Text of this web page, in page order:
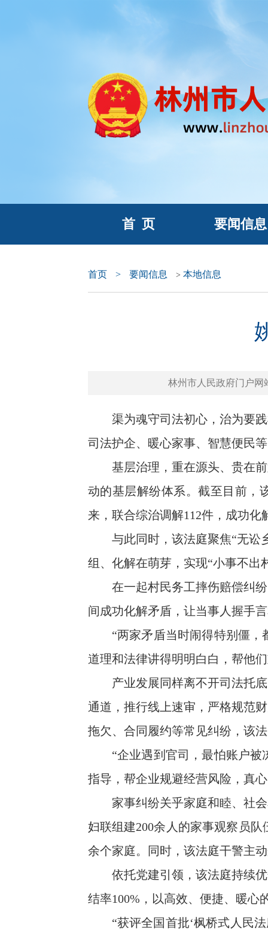
首 页 要闻信息
首页 > 要闻信息 > 本地信息
林州市人民政府门户网
渠为魂守司法初心，治为要践
司法护企、暖心家事、智慧便民
基层治理，重在源头、贵在前
动的基层解纷体系。截至目前，
来，联合综治调解112件，成功化
与此同时，该法庭聚焦“无讼乡
组、化解在萌芽，实现“小事不出
在一起村民务工摔伤赔偿纠纷
间成功化解矛盾，让当事人握手
“两家矛盾当时闹得特别僵，都
道理和法律讲得明明白白，帮他
产业发展同样离不开司法托底
通道，推行线上速审，严格规范
拖欠、合同履约等常见纠纷，该
“企业遇到官司，最怕账户被冻
指导，帮企业规避经营风险，真
家事纠纷关乎家庭和睦、社会
妇联组建200余人的家事观察员
余个家庭。同时，该法庭干警主
依托党建引领，该法庭持续优
结率100%，以高效、便捷、暖心
“获评全国首批‘枫桥式人民法